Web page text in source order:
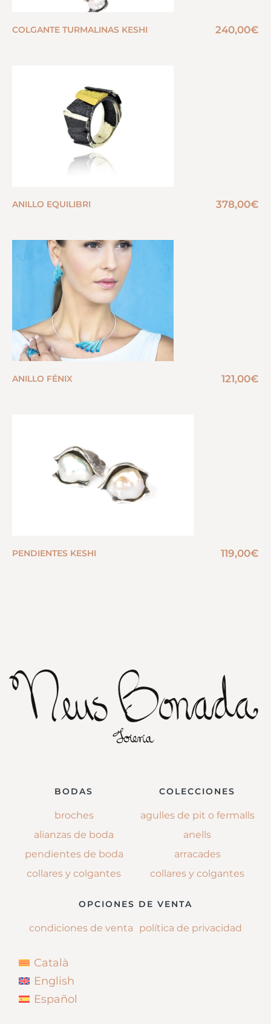
COLGANTE TURMALINAS KESHI 240,00€
ANILLO EQUILIBRI 378,00€
ANILLO FÉNIX 121,00€
PENDIENTES KESHI 119,00€
BODAS
broches
alianzas de boda
pendientes de boda
collares y colgantes
COLECCIONES
agulles de pit o fermalls
anells
arracades
collares y colgantes
OPCIONES DE VENTA
condiciones de venta política de privacidad
Català
English
Español